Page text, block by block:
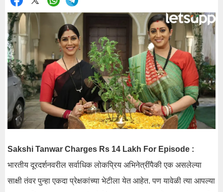
Sakshi Tanwar Charges Rs 14 Lakh For Episode :
भारतीय दूरदर्शनवरील सर्वाधिक लोकप्रिय अभिनेत्रींपैकी एक असलेल्या
साक्षी तंवर पुन्हा एकदा प्रेक्षकांच्या भेटीला येत आहेत. पण यावेळी त्या आपल्या